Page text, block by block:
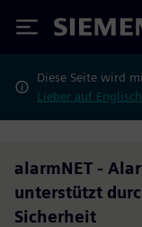
Siemens
Diese Seite wird
Lieber auf
alarmNET -
unterstützt
Sicherheit